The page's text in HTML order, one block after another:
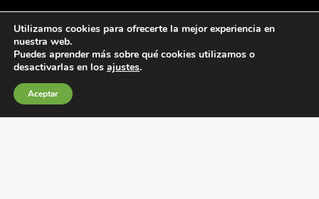
Utilizamos cookies para ofrecerte la mejor experiencia en
nuestra web.
Puedes aprender más sobre qué cookies utilizamos o
desactivarlas en los ajustes.
Aceptar